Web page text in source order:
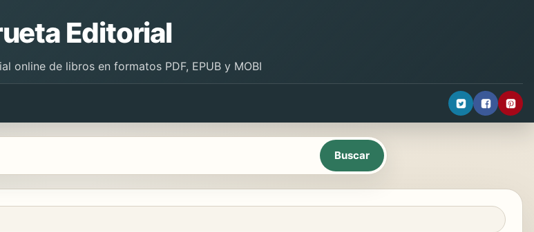
Editorial
online de libros en formatos PDF, EPUB y MOBI